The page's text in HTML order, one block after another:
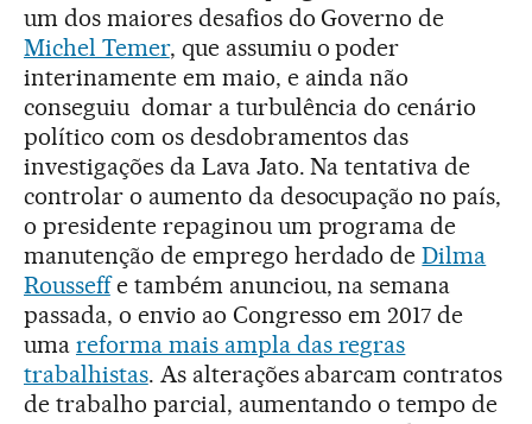
um dos maiores desafios do Governo de
Michel Temer, que assumiu o poder
interinamente em maio, e ainda não
conseguiu domar a turbulência do cenário
político com os desdobramentos das
investigações da Lava Jato. Na tentativa de
controlar o aumento da desocupação no país,
o presidente repaginou um programa de
manutenção de emprego herdado deDilma
Rousseffe também anunciou, na semana
passada, o envio ao Congresso em 2017 de
uma reforma mais ampla das regras
trabalhistas. As alterações abarcam contratos
de trabalho parcial, aumentando o tempo de